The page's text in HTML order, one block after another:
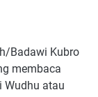
Badawi Kubro
membaca
Wudhu atau